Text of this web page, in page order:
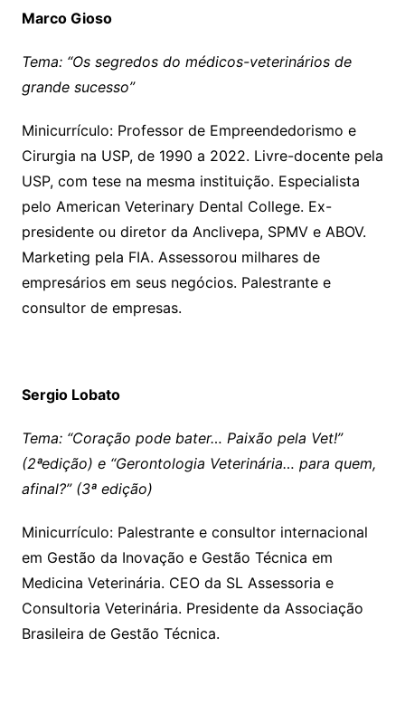
Marco Gioso
Tema: “Os segredos do médicos-veterinários de
grande sucesso”
Minicurrículo: Professor de Empreendedorismo e
Cirurgia na USP, de 1990 a 2022. Livre-docente pela
USP, com tese na mesma instituição. Especialista
pelo American Veterinary Dental College. Ex-
presidente ou diretor da Anclivepa, SPMV e ABOV.
Marketing pela FIA. Assessorou milhares de
empresários em seus negócios. Palestrante e
consultor de empresas.
Sergio Lobato
Tema: “Coração pode bater… Paixão pela Vet!”
(2ªedição) e “Gerontologia Veterinária… para quem,
afinal?” (3ª edição)
Minicurrículo: Palestrante e consultor internacional
em Gestão da Inovação e Gestão Técnica em
Medicina Veterinária. CEO da SL Assessoria e
Consultoria Veterinária. Presidente da Associação
Brasileira de Gestão Técnica.